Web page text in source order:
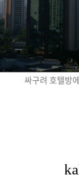
싸구려 호텔방